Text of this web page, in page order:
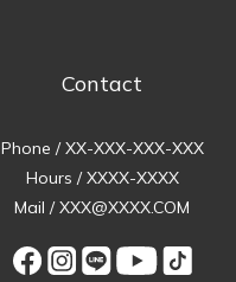
Contact
Phone / XX-XXX-XXX-XXX
Hours / XXXX-XXXX
Mail / XXX@XXXX.COM